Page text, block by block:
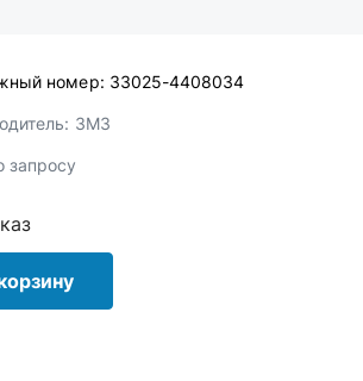
номер: 33025-4408034
ЗМЗ
запросу